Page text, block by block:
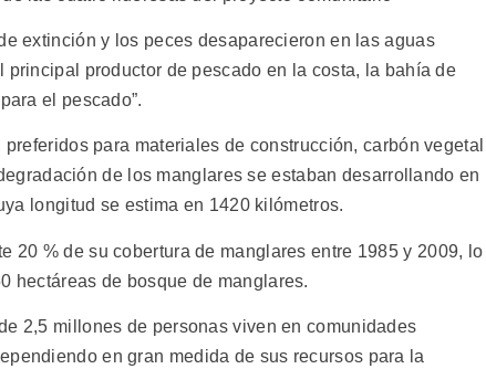
extinción y los peces desaparecieron en las aguas
principal productor de pescado en la costa, la bahía de
el pescado”.
para materiales de construcción, carbón vegetal
de los manglares se estaban desarrollando en
longitud se estima en 1420 kilómetros.
20 % de su cobertura de manglares entre 1985 y 2009, lo
hectáreas de bosque de manglares.
2,5 millones de personas viven en comunidades
en gran medida de sus recursos para la